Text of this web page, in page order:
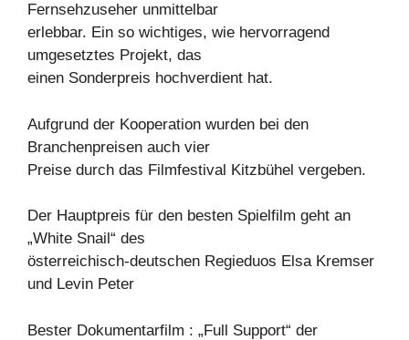
Fernsehzuseher unmittelbar
erlebbar. Ein so wichtiges, wie hervorragend
umgesetztes Projekt, das
einen Sonderpreis hochverdient hat.
Aufgrund der Kooperation wurden bei den
Branchenpreisen auch vier
Preise durch das Filmfestival Kitzbühel vergeben.
Der Hauptpreis für den besten Spielfilm geht an
„White Snail“ des
österreichisch-deutschen Regieduos Elsa Kremser
und Levin Peter
Bester Dokumentarfilm : „Full Support“ der